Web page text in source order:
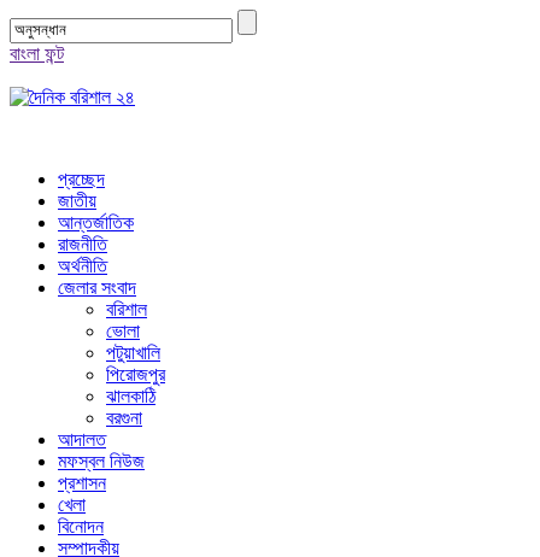
বাংলা ফন্ট
প্রচ্ছেদ
জাতীয়
আন্তর্জাতিক
রাজনীতি
অর্থনীতি
জেলার সংবাদ
বরিশাল
ভোলা
পটুয়াখালি
পিরোজপুর
ঝালকাঠি
বরগুনা
আদালত
মফস্বল নিউজ
প্রশাসন
খেলা
বিনোদন
সম্পাদকীয়